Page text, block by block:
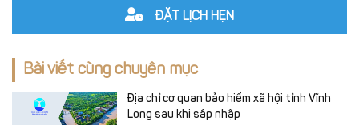
ĐẶT LỊCH HẸN
Bài viết cùng chuyên mục
Địa chỉ cơ quan bảo hiểm xã hội tỉnh Vĩnh
Long sau khi sáp nhập